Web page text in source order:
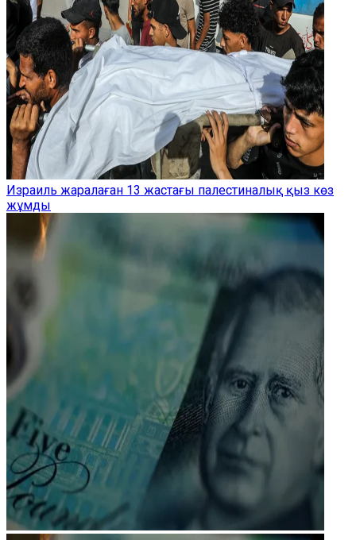
Израиль жаралаған 13 жастағы палестиналық қыз көз
жұмды